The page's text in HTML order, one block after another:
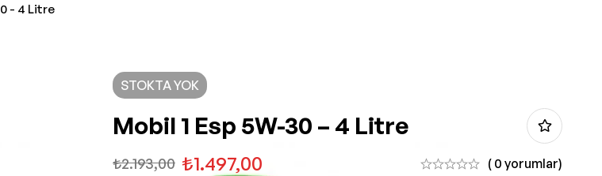
- 4 Litre
STOKTA YOK
Mobil 1 Esp 5W-30 – 4 Litre
₺2.193,00 ₺1.497,00 ( 0 yorumlar)